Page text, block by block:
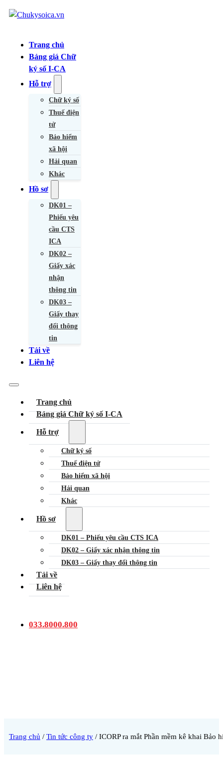
Trang chủ
Bảng giá Chữ
ký số I-CA
Hỗ trợ
Chữ ký số
Thuế điện
tử
Bảo hiểm
xã hội
Hải quan
Khác
Hồ sơ
DK01 –
Phiếu yêu
cầu CTS
ICA
DK02 –
Giấy xác
nhận
thông tin
DK03 –
Giấy thay
đổi thông
tin
Tải về
Liên hệ
Trang chủ
Bảng giá Chữ ký số I-CA
Hỗ trợ
Chữ ký số
Thuế điện tử
Bảo hiểm xã hội
Hải quan
Khác
Hồ sơ
DK01 – Phiếu yêu cầu CTS ICA
DK02 – Giấy xác nhận thông tin
DK03 – Giấy thay đổi thông tin
Tải về
Liên hệ
033.8000.800
Trang chủ / Tin tức công ty / ICORP ra mắt Phần mềm kê khai Bảo